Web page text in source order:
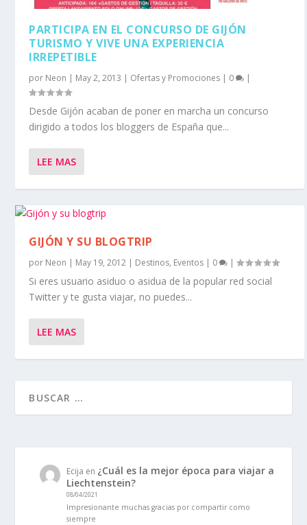
PARTICIPA EN EL CONCURSO DE GIJÓN
TURISMO Y VIVE UNA EXPERIENCIA
IRREPETIBLE
por Neon | May 2, 2013 | Ofertas y Promociones | 0 |
Desde Gijón acaban de poner en marcha un concurso
dirigido a todos los bloggers de España que...
LEE MAS
GIJÓN Y SU BLOGTRIP
por Neon | May 19, 2012 | Destinos, Eventos | 0 |
Si eres usuario asiduo o asidua de la popular red social
Twitter y te gusta viajar, no puedes...
LEE MAS
Ecija en ¿Cuál es la mejor época para viajar a
Liechtenstein?
08/04/2021
Impresionante muchas gracias por compartir como
siempre